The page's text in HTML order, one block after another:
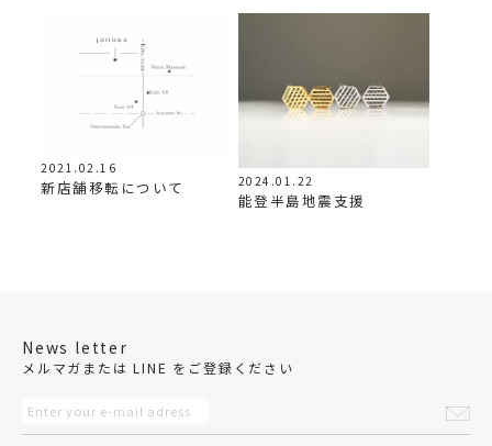
2021.02.16
新店舗移転について 2024.01.22
能登半島地震支援
News letter
メルマガまたは LINE をご登録ください